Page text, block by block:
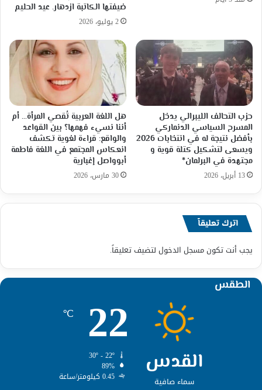
ضيفتها الكاتبة ازدهار. عيد الحليم
2 يوليو، 2026
حزب التحالف الليبرالي يدخل
المسرح السياسي الدنماركي
بأفضل نتيجة له في انتخابات 2026
ويسعى لتشكيل كتلة قوية و
مجتهدة في البرلمان*
13 أبريل، 2026
هل اللغة العربية تُقصي المرأة… أم
أننا نسيء فهمها؟ بين القواعد
والواقع: قراءة لغوية تكشف
انعكاس المجتمع في اللغة فاطمة
أبوواصل إغبارية
30 مارس، 2026
اترك تعليقاً
يجب أنت تكونمسجل الدخول لتضيف تعليقاً.
الطقس
القدس
سماء صافية
22
℃
89%
0.45 كيلومتر/ساعة